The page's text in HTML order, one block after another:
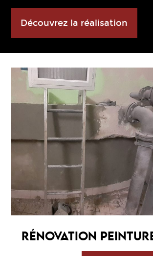
Découvrez la réalisation
RÉNOVATION